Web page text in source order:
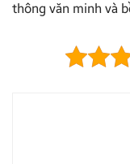
thông văn minh và